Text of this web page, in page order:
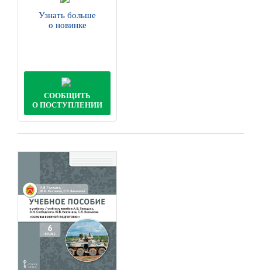
Узнать больше
о новинке
СООБЩИТЬ
О ПОСТУПЛЕНИИ